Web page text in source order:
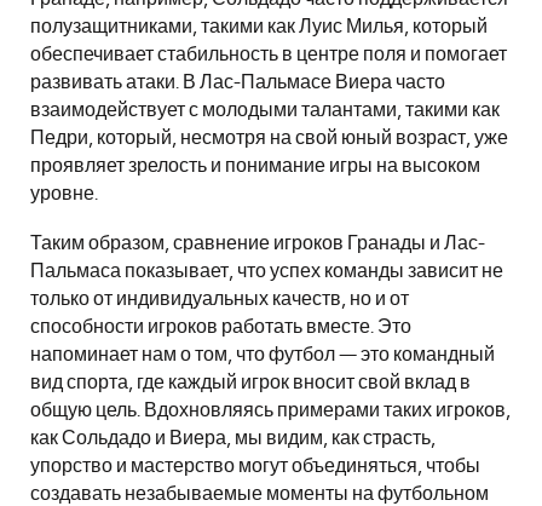
полузащитниками, такими как Луис Милья, который
обеспечивает стабильность в центре поля и помогает
развивать атаки. В Лас-Пальмасе Виера часто
взаимодействует с молодыми талантами, такими как
Педри, который, несмотря на свой юный возраст, уже
проявляет зрелость и понимание игры на высоком
уровне.
Таким образом, сравнение игроков Гранады и Лас-
Пальмаса показывает, что успех команды зависит не
только от индивидуальных качеств, но и от
способности игроков работать вместе. Это
напоминает нам о том, что футбол — это командный
вид спорта, где каждый игрок вносит свой вклад в
общую цель. Вдохновляясь примерами таких игроков,
как Сольдадо и Виера, мы видим, как страсть,
упорство и мастерство могут объединяться, чтобы
создавать незабываемые моменты на футбольном